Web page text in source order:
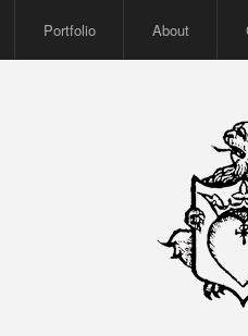
Portfolio About